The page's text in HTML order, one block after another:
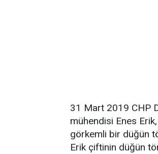
31 Mart 2019 CHP
mühendisi Enes
görkemli bir düğün
Erik çiftinin düğün